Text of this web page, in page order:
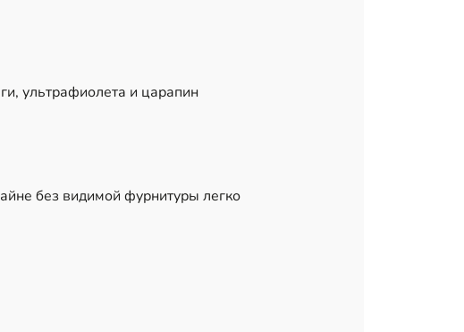
ультрафиолета и царапин
без видимой фурнитуры легко